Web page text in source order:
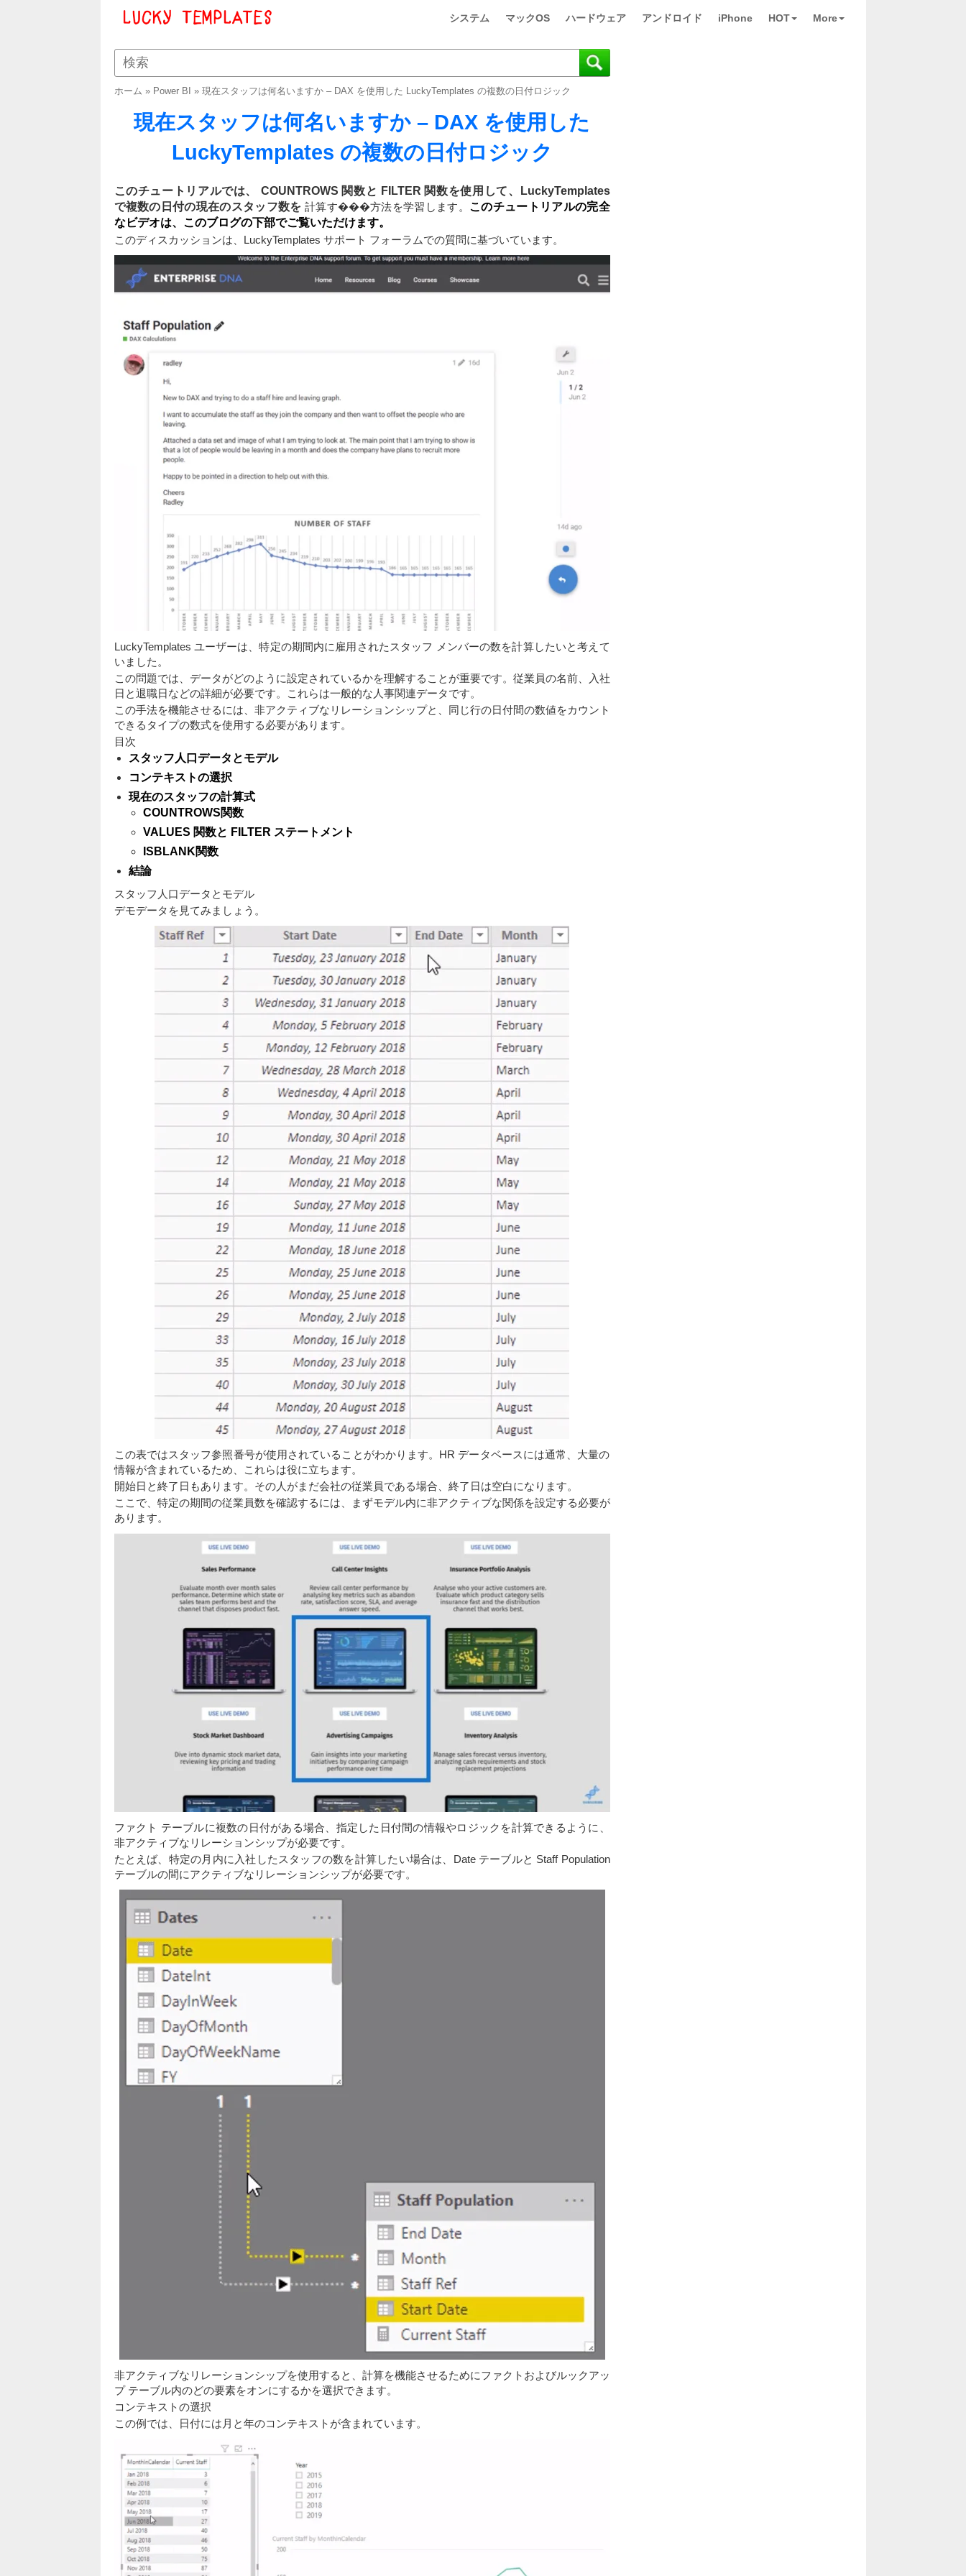
システム マックOS ハードウェア アンドロイド iPhone HOT More
ホーム » Power BI » 現在スタッフは何名いますか – DAX を使用した LuckyTemplates の複数の日付ロジック
現在スタッフは何名いますか – DAX を使用した
LuckyTemplates の複数の日付ロジック
このチュートリアルでは、 COUNTROWS 関数と FILTER 関数を使用して、
LuckyTemplates
で複数の日付の現在のスタッフ数を 計算す���方法を学習します。 このチュートリアルの完全
なビデオは、このブログの下部でご覧いただけます。
このディスカッションは、LuckyTemplates サポート フォーラムでの質問に基づいています。
LuckyTemplates ユーザーは、特定の期間内に雇用されたスタッフ メンバーの数を計算したいと考えて
いました。
この問題では、データがどのように設定されているかを理解することが重要です。従業員の名前、入社
日と退職日などの詳細が必要です。これらは一般的な人事関連データです。
この手法を機能させるには、非アクティブなリレーションシップと、同じ行の日付間の数値をカウント
できるタイプの数式を使用する必要があります。
目次
スタッフ人口データとモデル
コンテキストの選択
現在のスタッフの計算式
COUNTROWS関数
VALUES 関数と FILTER ステートメント
ISBLANK関数
結論
スタッフ人口データとモデル
デモデータを見てみましょう。
この表ではスタッフ参照番号が使用されていることがわかります。HR データベースには通常、大量の
情報が含まれているため、これらは役に立ちます。
開始日と終了日もあります。その人がまだ会社の従業員である場合、終了日は空白になります。
ここで、特定の期間の従業員数を確認するには、まずモデル内に非アクティブな関係を設定する必要が
あります。
ファクト テーブルに複数の日付がある場合、指定した日付間の情報やロジックを計算できるように、
非アクティブなリレーションシップが必要です。
たとえば、特定の月内に入社したスタッフの数を計算したい場合は、Date テーブルと Staff Population
テーブルの間にアクティブなリレーションシップが必要です。
非アクティブなリレーションシップを使用すると、計算を機能させるためにファクトおよびルックアッ
プ テーブル内のどの要素をオンにするかを選択できます。
コンテキストの選択
この例では、日付には月と年のコンテキストが含まれています。